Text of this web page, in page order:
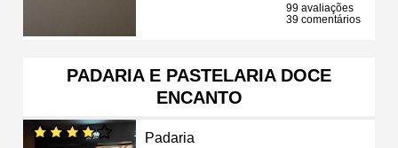
99 avaliações
39 comentários
PADARIA E PASTELARIA DOCE
ENCANTO
Padaria